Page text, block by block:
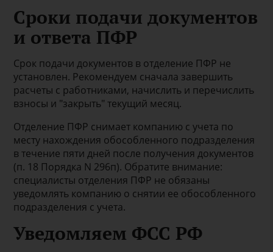
Сроки подачи документов
и ответа ПФР
Срок подачи документов в отделение ПФР не
установлен. Рекомендуем сначала завершить
расчеты с работниками, начислить и перечислить
взносы и "закрыть" текущий месяц.
Отделение ПФР снимает компанию с учета по
месту нахождения обособленного подразделения
в течение пяти дней после получения документов
(п. 18 Порядка N 296п). Обратите внимание:
специалисты отделения ПФР не обязаны
уведомлять компанию о снятии ее обособленного
подразделения с учета.
Уведомляем ФСС РФ